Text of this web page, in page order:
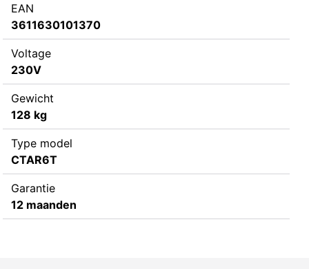
EAN
3611630101370
Voltage
230V
Gewicht
128 kg
Type model
CTAR6T
Garantie
12 maanden